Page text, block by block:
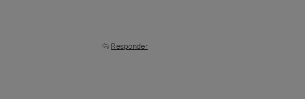
Responder